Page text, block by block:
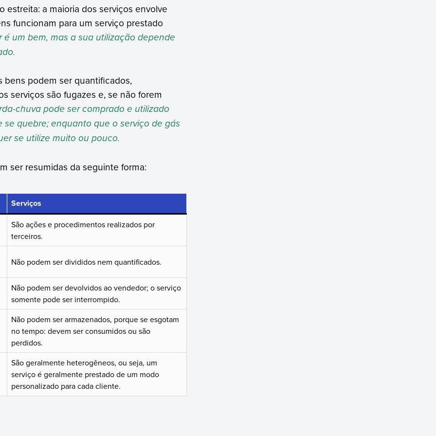
a maioria dos serviços envolve
funcionam para um serviço prestado
é um bem, mas a sua utilização depende
podem ser quantificados,
serviços são fugazes e, se não forem
chuva pode ser comprado e utilizado
quebre; enquanto que o serviço de gás
se utilize muito ou pouco.
ser resumidas da seguinte forma:
Serviços
São ações e procedimentos realizados por
terceiros.
Não podem ser divididos nem quantificados.
Não podem ser devolvidos ao vendedor; o serviço
somente pode ser interrompido.
Não podem ser armazenados, porque se esgotam
no tempo: devem ser consumidos ou são
perdidos.
São geralmente heterogêneos, ou seja, um
serviço é geralmente prestado de um modo
personalizado para cada cliente.